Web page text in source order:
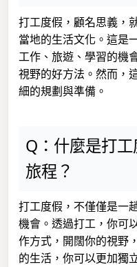
打工度假，顧名思義，
當地的生活文化。這是
工作、旅遊、學習的機
視野的好方法。然而，
細的規劃與準備。
Q：什麼是打
旅程？
打工度假，不僅僅是一
機會。透過打工，你可
作方式，開闊你的視野
的生活，你可以更加獨